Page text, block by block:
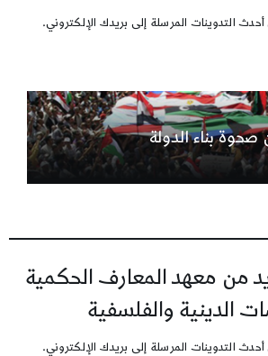
التدوينات المرسلة إلى بريدك الإلكتروني.
صحوة بناء الدولة
من معهد المعارف الحكمية
الدينية والفلسفية
التدوينات المرسلة إلى بريدك الإلكتروني.